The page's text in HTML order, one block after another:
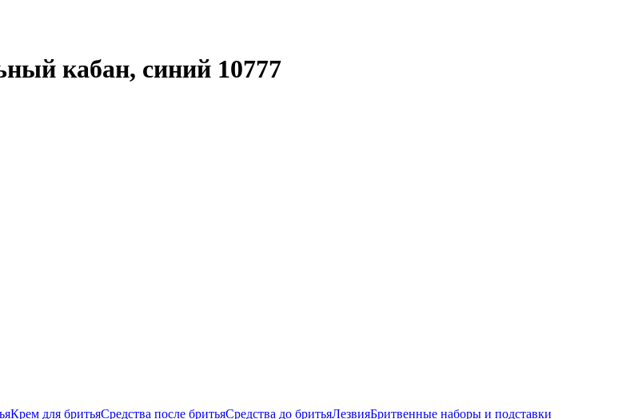
кабан, синий 10777
Крем для бритьяСредства после бритьяСредства до бритьяЛезвияБритвенные наборы и подставки